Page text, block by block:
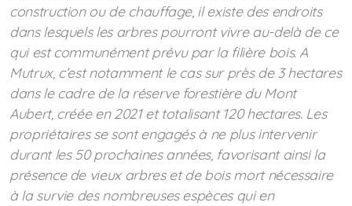
construction ou de chauffage, il existe des endroits
dans lesquels les arbres pourront vivre au-delà de ce
qui est communément prévu par la filière bois. A
Mutrux, c’est notamment le cas sur près de 3 hectares
dans le cadre de la réserve forestière du Mont
Aubert, créée en 2021 et totalisant 120 hectares. Les
propriétaires se sont engagés à ne plus intervenir
durant les 50 prochaines années, favorisant ainsi la
présence de vieux arbres et de bois mort nécessaire
à la survie des nombreuses espèces qui en